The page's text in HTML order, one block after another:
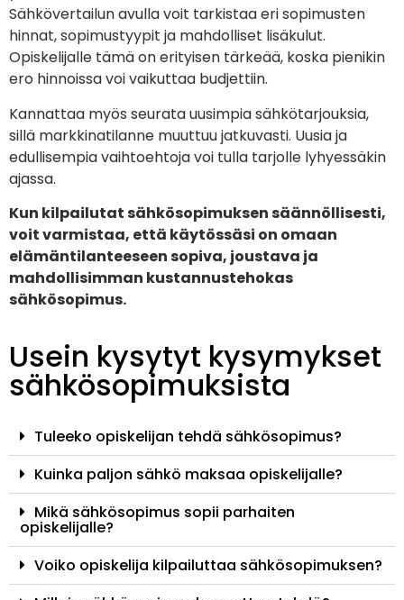
Sähkövertailun avulla voit tarkistaa eri sopimusten
hinnat, sopimustyypit ja mahdolliset lisäkulut.
Opiskelijalle tämä on erityisen tärkeää, koska pienikin
ero hinnoissa voi vaikuttaa budjettiin.
Kannattaa myös seurata uusimpia sähkötarjouksia,
sillä markkinatilanne muuttuu jatkuvasti. Uusia ja
edullisempia vaihtoehtoja voi tulla tarjolle lyhyessäkin
ajassa.
Kun kilpailutat sähkösopimuksen säännöllisesti,
voit varmistaa, että käytössäsi on omaan
elämäntilanteeseen sopiva, joustava ja
mahdollisimman kustannustehokas
sähkösopimus.
Usein kysytyt kysymykset
sähkösopimuksista
Tuleeko opiskelijan tehdä sähkösopimus?
Kuinka paljon sähkö maksaa opiskelijalle?
Mikä sähkösopimus sopii parhaiten
opiskelijalle?
Voiko opiskelija kilpailuttaa sähkösopimuksen?